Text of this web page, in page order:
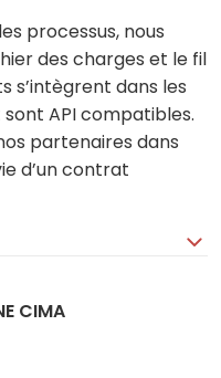
processus, nous
des charges et le fil
s’intègrent dans les
API compatibles.
partenaires dans
d’un contrat
CIMA